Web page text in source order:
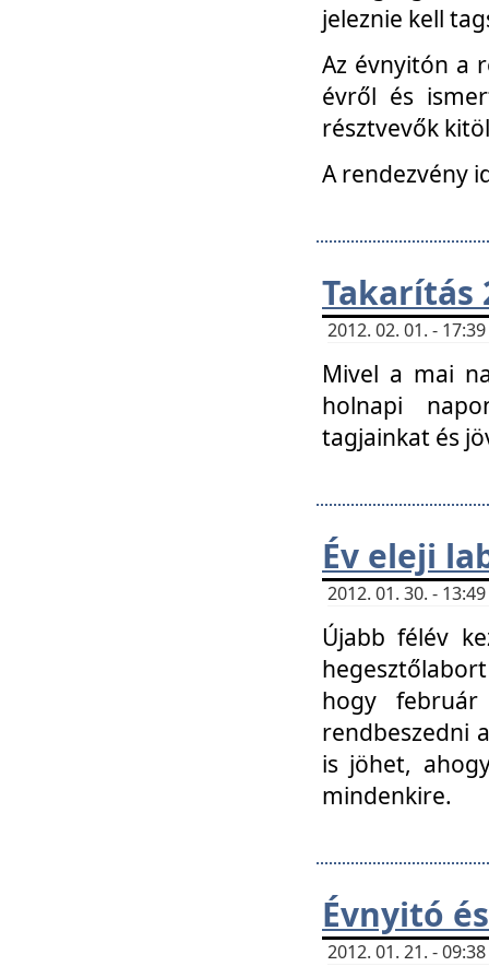
jeleznie kell
Az évnyitón a
évről és
résztvevők
A rendezvény
Takarítás
2012. 02. 01. -
Mivel a mai
holnapi
tagjainkat és
Év eleji
2012. 01. 30. -
Újabb félév
hogy
rendbeszedni
is jöhet,
mindenkire.
Évnyitó
2012. 01. 21. -